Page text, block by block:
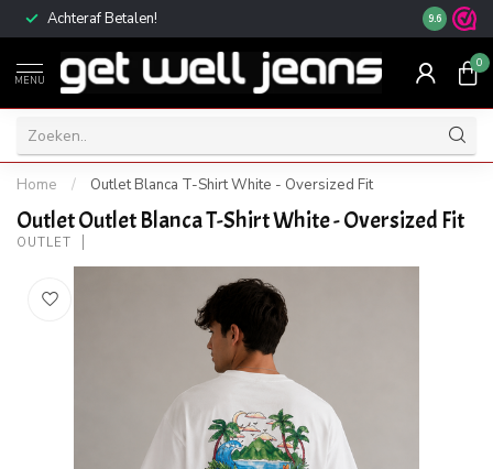
Achteraf Betalen! Voor
t/m za)
9.6
MENU
0
Home / Outlet Blanca T-Shirt White - Oversized Fit
Outlet Outlet Blanca T-Shirt White - Oversized Fit
OUTLET